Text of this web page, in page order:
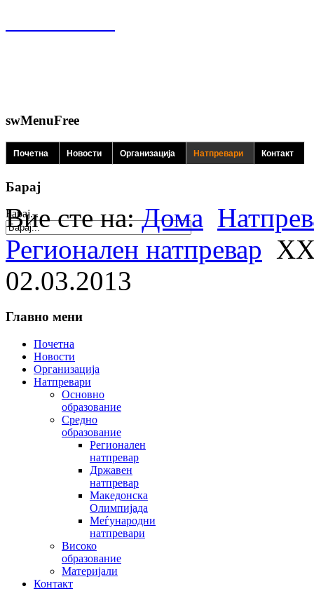
swMenuFree
Почетна Новости Организација Натпревари Контакт
Барај
Барај...
Вие сте на:Дома
Регионален натпревар
02.03.2013
Главно мени
Почетна
Новости
Организација
Натпревари
Основно
образование
Средно
образование
Регионален
натпревар
Државен
натпревар
Македонска
Олимпијада
Меѓународни
натпревари
Високо
образование
Материјали
Контакт